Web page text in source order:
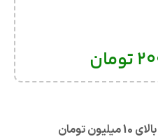
تومان
تومان